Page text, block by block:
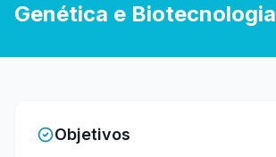
Genética e Biotecnologia
Objetivos